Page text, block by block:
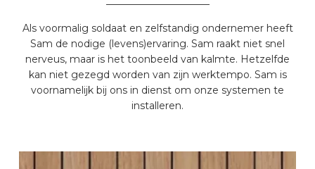
Als voormalig soldaat en zelfstandig ondernemer heeft
Sam de nodige (levens)ervaring. Sam raakt niet snel
nerveus, maar is het toonbeeld van kalmte. Hetzelfde
kan niet gezegd worden van zijn werktempo. Sam is
voornamelijk bij ons in dienst om onze systemen te
installeren.